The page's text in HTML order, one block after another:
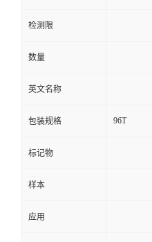
检测限
数量
英文名称
包装规格 96T
标记物
样本
应用